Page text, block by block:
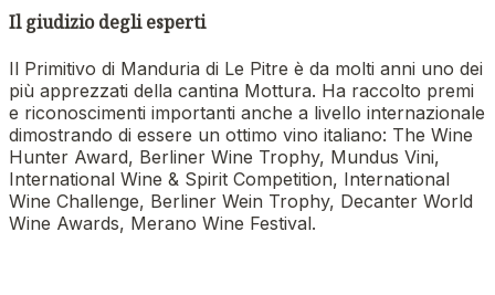
Il giudizio degli esperti
Il Primitivo di Manduria di Le Pitre è da molti anni uno dei
più apprezzati della cantina Mottura. Ha raccolto premi
e riconoscimenti importanti anche a livello internazionale
dimostrando di essere un ottimo vino italiano: The Wine
Hunter Award, Berliner Wine Trophy, Mundus Vini,
International Wine & Spirit Competition, International
Wine Challenge, Berliner Wein Trophy, Decanter World
Wine Awards, Merano Wine Festival.